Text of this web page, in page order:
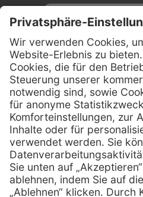
MediQuick Arzt- und
Hans-
D-49078
Telefon:0800
E-Mail: info @
Services